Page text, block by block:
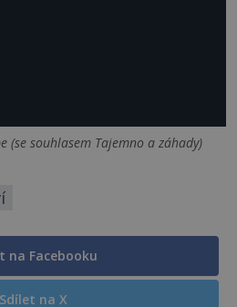
(se souhlasem Tajemno a záhady)
na Facebooku
Sdílet na X